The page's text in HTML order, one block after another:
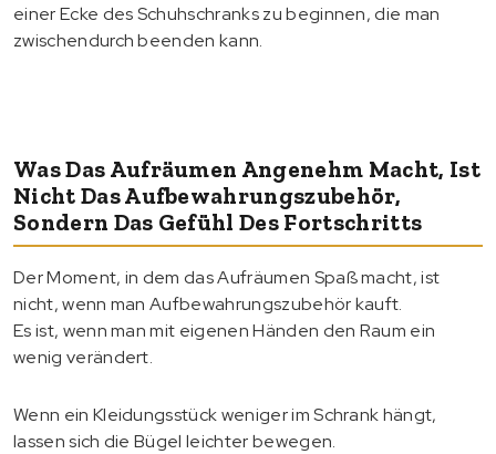
einer Ecke des Schuhschranks zu beginnen, die man
zwischendurch beenden kann.
Was Das Aufräumen Angenehm Macht, Ist
Nicht Das Aufbewahrungszubehör,
Sondern Das Gefühl Des Fortschritts
Der Moment, in dem das Aufräumen Spaß macht, ist
nicht, wenn man Aufbewahrungszubehör kauft.
Es ist, wenn man mit eigenen Händen den Raum ein
wenig verändert.
Wenn ein Kleidungsstück weniger im Schrank hängt,
lassen sich die Bügel leichter bewegen.